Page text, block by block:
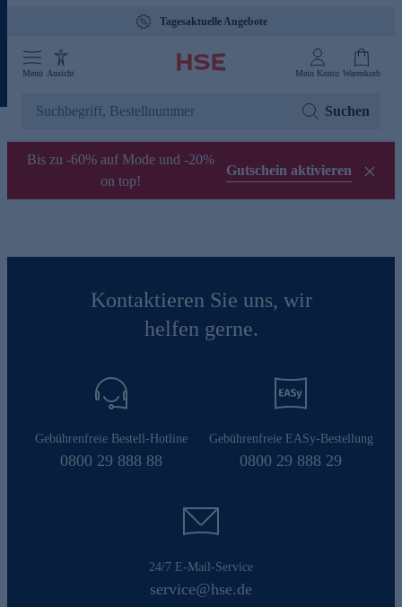
Tagesaktuelle Angebote
Menü Ansicht Mein Konto Warenkorb
Suchen
Bis zu -60% auf Mode und -20%
on top!
Gutschein aktivieren
Kontaktieren Sie uns, wir
helfen gerne.
Gebührenfreie Bestell-Hotline
0800 29 888 88
Gebührenfreie EASy-Bestellung
0800 29 888 29
24/7 E-Mail-Service
service@hse.de